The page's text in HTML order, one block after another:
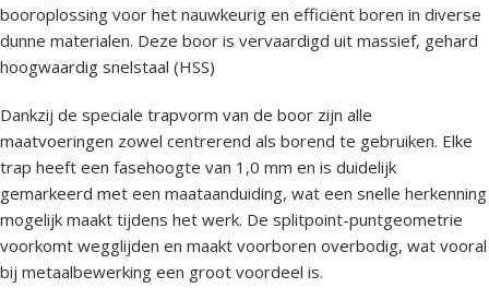
booroplossing voor het nauwkeurig en efficiënt boren in diverse
dunne materialen. Deze boor is vervaardigd uit massief, gehard
hoogwaardig snelstaal (HSS)
Dankzij de speciale trapvorm van de boor zijn alle
maatvoeringen zowel centrerend als borend te gebruiken. Elke
trap heeft een fasehoogte van 1,0 mm en is duidelijk
gemarkeerd met een maataanduiding, wat een snelle herkenning
mogelijk maakt tijdens het werk. De splitpoint-puntgeometrie
voorkomt wegglijden en maakt voorboren overbodig, wat vooral
bij metaalbewerking een groot voordeel is.